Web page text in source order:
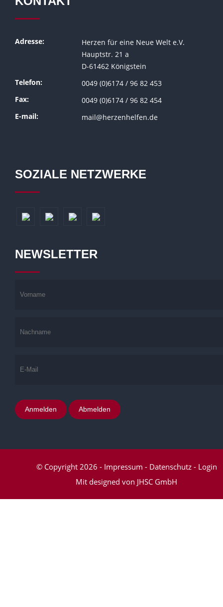
Adresse:
Herzen für eine Neue Welt e.V.
Hauptstr. 21 a
D-61462 Königstein
Telefon:
0049 (0)6174 / 96 82 453
Fax:
0049 (0)6174 / 96 82 454
E-mail:
mail@herzenhelfen.de
SOZIALE NETZWERKE
NEWSLETTER
Anmelden Abmelden
© Copyright 2026 - Impressum - Datenschutz - Login
Mit designed von JHSC GmbH